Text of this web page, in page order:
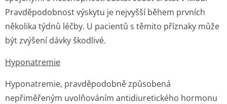
Pravděpodobnost výskytu je nejvyšší během prvních
několika týdnů léčby. U pacientů s těmito příznaky může
být zvýšení dávky škodlivé.
Hyponatremie
Hyponatremie, pravděpodobně způsobená
nepřiměřeným uvolňováním antidiuretického hormonu